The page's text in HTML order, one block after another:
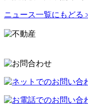
ニュース一覧にもどる